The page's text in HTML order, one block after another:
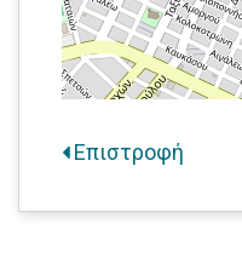
Επιστροφή